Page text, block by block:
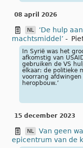
08 april 2026
NL
‘De hulp
machtsmiddel’ -
In Syrië was het
afkomstig van
gebruiken de VS
elkaar: de politieke
voorrang
heropbouw.’
15 december 2023
NL
Van geen
epicentrum van de